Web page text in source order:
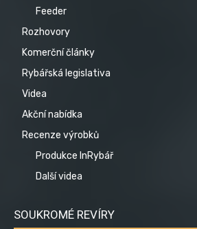
Feeder
Rozhovory
Komerční články
Rybářská legislativa
Videa
Akční nabídka
Recenze výrobků
Produkce InRybář
Další videa
SOUKROMÉ REVÍRY